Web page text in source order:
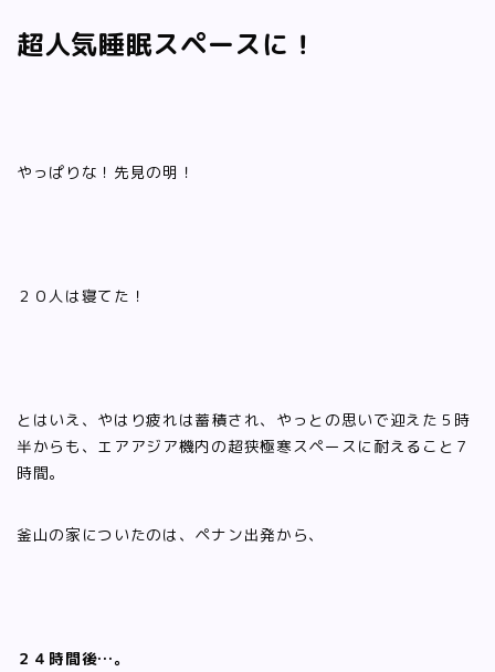
超人気睡眠スペースに！
やっぱりな！先見の明！
２０人は寝てた！
とはいえ、やはり疲れは蓄積され、やっとの思いで迎えた５時
半からも、エアアジア機内の超狭極寒スペースに耐えること７
時間。
釜山の家についたのは、ペナン出発から、
２４時間後…。